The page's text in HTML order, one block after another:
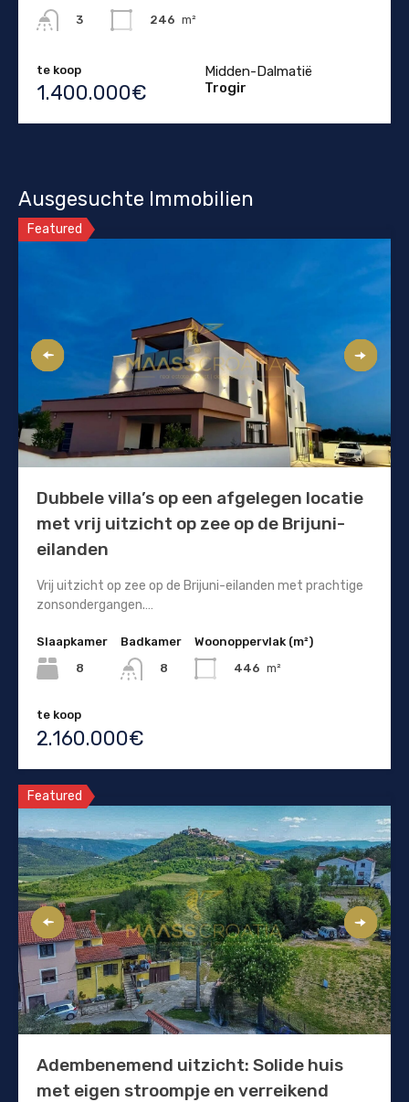
3 246 m²
te koop
1.400.000€
Midden-Dalmatië
Trogir
Ausgesuchte Immobilien
Featured
Dubbele villa’s op een afgelegen locatie
met vrij uitzicht op zee op de Brijuni-
eilanden
Vrij uitzicht op zee op de Brijuni-eilanden met prachtige
zonsondergangen.…
Slaapkamer
8
Badkamer
8
Woonoppervlak (m²)
446 m²
te koop
2.160.000€
Featured
Adembenemend uitzicht: Solide huis
met eigen stroompje en verreikend